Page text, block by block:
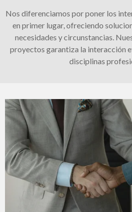
Nos diferenciamos por poner los
en primer lugar, ofreciendo
necesidades y circunstancias.
proyectos garantiza la interacción
disciplinas